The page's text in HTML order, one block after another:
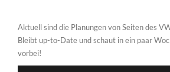
Aktuell sind die Planungen von Seiten des
Bleibt up-to-Date und schaut in ein paar
vorbei!